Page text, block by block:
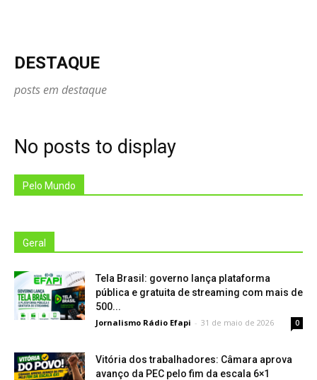
DESTAQUE
posts em destaque
No posts to display
Pelo Mundo
Geral
Tela Brasil: governo lança plataforma
pública e gratuita de streaming com mais de
500...
Jornalismo Rádio Efapi - 31 de maio de 2026 0
Vitória dos trabalhadores: Câmara aprova
avanço da PEC pelo fim da escala 6×1